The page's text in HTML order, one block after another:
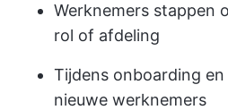
Werknemers stappen
rol of afdeling
Tijdens onboarding
nieuwe werknemers